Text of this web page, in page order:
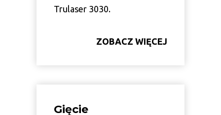
Trulaser 3030.
ZOBACZ WIĘCEJ
Gięcie